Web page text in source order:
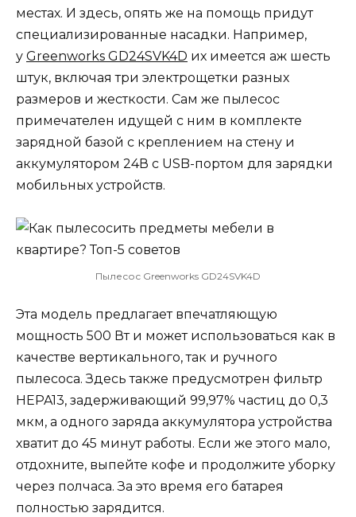
местах. И здесь, опять же на помощь придут
специализированные насадки. Например,
у Greenworks GD24SVK4D их имеется аж шесть
штук, включая три электрощетки разных
размеров и жесткости. Сам же пылесос
примечателен идущей с ним в комплекте
зарядной базой с креплением на стену и
аккумулятором 24В с USB-портом для зарядки
мобильных устройств.
Пылесос Greenworks GD24SVK4D
Эта модель предлагает впечатляющую
мощность 500 Вт и может использоваться как в
качестве вертикального, так и ручного
пылесоса. Здесь также предусмотрен фильтр
HEPA13, задерживающий 99,97% частиц до 0,3
мкм, а одного заряда аккумулятора устройства
хватит до 45 минут работы. Если же этого мало,
отдохните, выпейте кофе и продолжите уборку
через полчаса. За это время его батарея
полностью зарядится.